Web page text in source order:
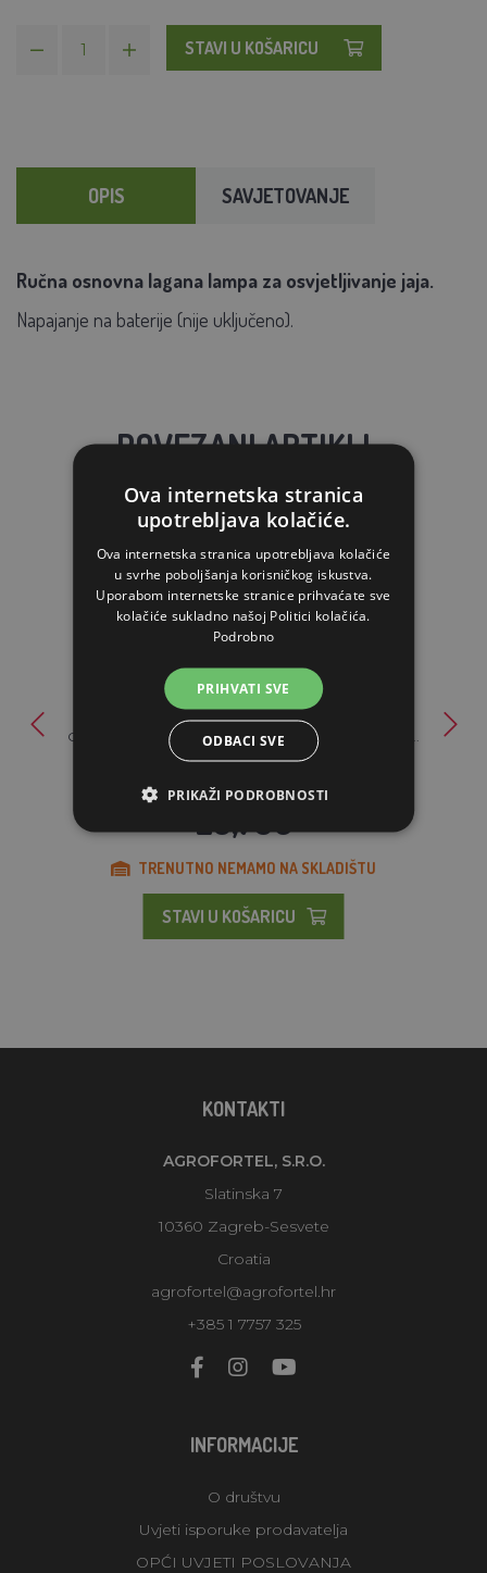
STAVI U KOŠARICU
OPIS SAVJETOVANJE
Ručna osnovna lagana lampa za osvjetljivanje jaja.
Napajanje na baterije (nije uključeno).
POVEZANI ARTIKLI
Osnovni set za valjenje - SET - hranilica, pojilica, prskali...
20,75€
TRENUTNO NEMAMO NA SKLADIŠTU
STAVI U KOŠARICU
KONTAKTI
AGROFORTEL, S.R.O.
Slatinska 7
10360 Zagreb-Sesvete
Croatia
agrofortel@agrofortel.hr
+385 1 7757 325
INFORMACIJE
O društvu
Uvjeti isporuke prodavatelja
OPĆI UVJETI POSLOVANJA
Ova internetska stranica
upotrebljava kolačiće.
Ova internetska stranica upotrebljava kolačiće
u svrhe poboljšanja korisničkog iskustva.
Uporabom internetske stranice prihvaćate sve
kolačiće sukladno našoj Politici kolačića.
Podrobno
PRIHVATI SVE
ODBACI SVE
PRIKAŽI PODROBNOSTI